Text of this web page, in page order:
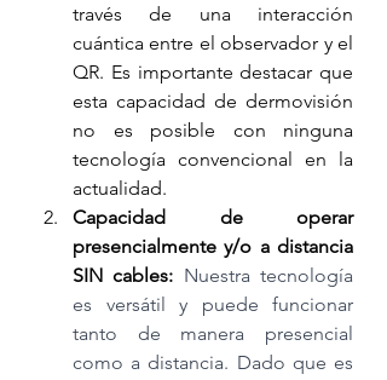
través de una interacción
cuántica entre el observador y el
QR. Es importante destacar que
esta capacidad de dermovisión
no es posible con ninguna
tecnología convencional en la
actualidad.
Capacidad de operar
presencialmente y/o a distancia
SIN cables: Nuestra tecnología
es versátil y puede funcionar
tanto de manera presencial
como a distancia. Dado que es